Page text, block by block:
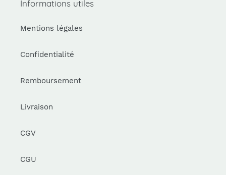
Informations utiles
Mentions légales
Confidentialité
Remboursement
Livraison
CGV
CGU